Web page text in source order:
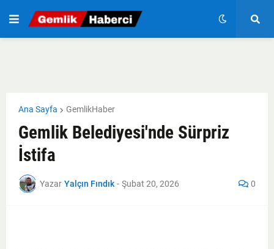
Ana Sayfa GemlikHaber
Gemlik Belediyesi'nde Sürpriz
İstifa
Yazar Yalçın Fındık - Şubat 20, 2026 0